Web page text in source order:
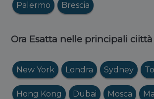
Palermo Brescia
Ora Esatta nelle principali
New York Londra Sydney
Hong Kong Dubai Mosca